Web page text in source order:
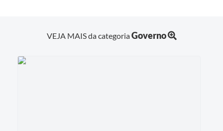
VEJA MAIS da categoriaGoverno